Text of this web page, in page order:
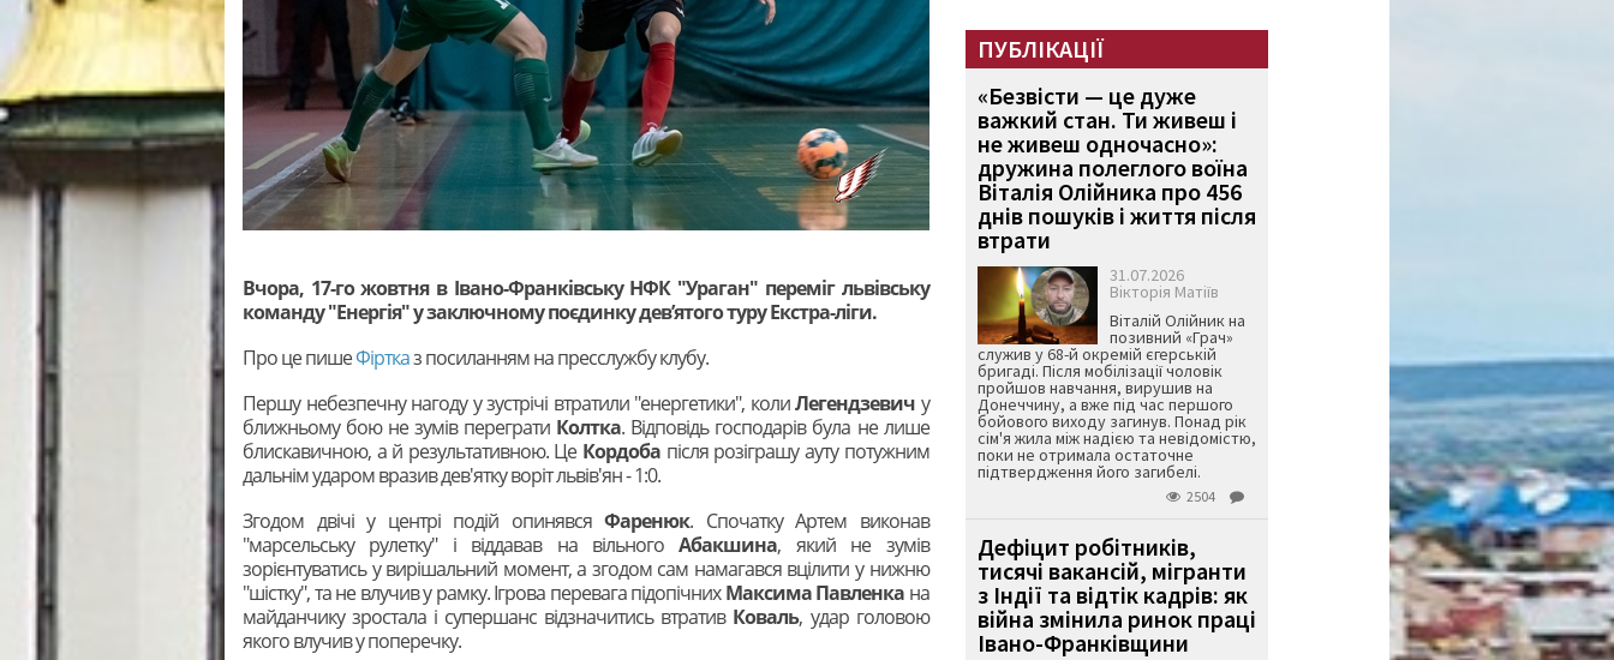
Вчора, 17-го жовтня в Івано-Франківську НФК "Ураган" переміг львівську
команду "Енергія" у заключному поєдинку дев’ятого туру Екстра-ліги.
Про це пишеФіртказ посиланням на пресслужбу клубу.
Першу небезпечну нагоду у зустрічі втратили "енергетики", колиЛегендзевич у
ближньому бою не зумів переграти Колтка. Відповідь господарів була не лише
блискавичною, а й результативною. Це Кордоба після розіграшу ауту потужним
дальнім ударом вразив дев'ятку воріт львів'ян - 1:0.
Згодом двічі у центрі подій опинявсяФаренюк. Спочатку Артем виконав
"марсельську рулетку" і віддавав на вільногоАбакшина, який не зумів
зорієнтуватись у вирішальний момент, а згодом сам намагався вцілити у нижню
"шістку", та не влучив у рамку. Ігрова перевага підопічнихМаксима Павленка на
майданчику зростала і супершанс відзначитись втратив Коваль, удар головою
якого влучив у поперечку.
ПУБЛІКАЦІЇ
«Безвісти — це дуже
важкий стан. Ти живеш і
не живеш одночасно»:
дружина полеглого воїна
Віталія Олійника про 456
днів пошуків і життя після
втрати
31.07.2026
Вікторія Матіїв
Віталій Олійник на
позивний «Грач»
служив у 68-й окремій єгерській
бригаді. Після мобілізації чоловік
пройшов навчання, вирушив на
Донеччину, а вже під час першого
бойового виходу загинув. Понад рік
сім'я жила між надією та невідомістю,
поки не отримала остаточне
підтвердження його загибелі.
2504
Дефіцит робітників,
тисячі вакансій, мігранти
з Індії та відтік кадрів: як
війна змінила ринок праці
Івано-Франківщини